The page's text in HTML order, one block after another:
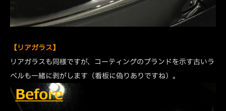
【リアガラス】
リアガラスも同様ですが、コーティングのブランドを示す古いラ
ベルも一緒に剥がします（看板に偽りありですね）。